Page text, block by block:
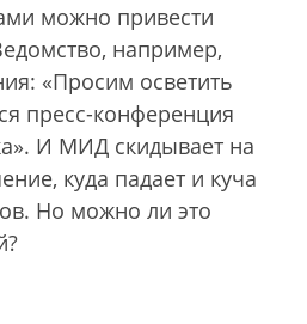
можно привести
например,
«Просим осветить
пресс-конференция
И МИД скидывает на
куда падает и куча
Но можно ли это